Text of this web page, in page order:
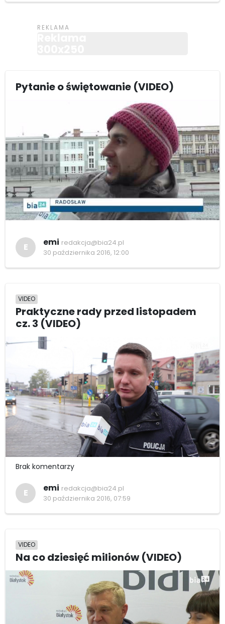
Pytanie o świętowanie (VIDEO)
E emi redakcja@bia24.pl
30 października 2016, 12:00
VIDEO
Praktyczne rady przed listopadem
cz. 3 (VIDEO)
Brak komentarzy
E emi redakcja@bia24.pl
30 października 2016, 07:59
VIDEO
Na co dziesięć milionów (VIDEO)